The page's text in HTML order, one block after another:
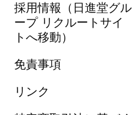
採用情報（日進堂グル
ープ リクルートサイ
トへ移動）
免責事項
リンク